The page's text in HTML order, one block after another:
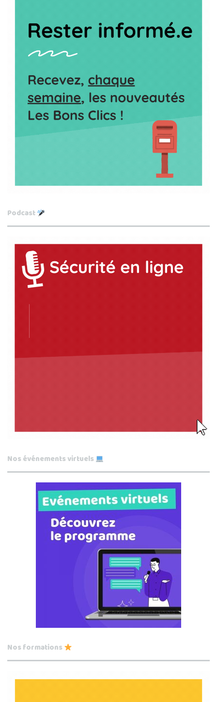
Podcast
Nos événements virtuels
Nos formations